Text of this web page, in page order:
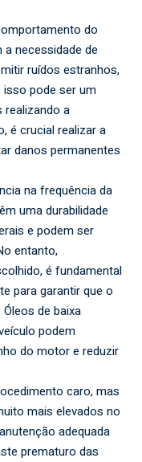
do
necessidade de
ruídos estranhos,
pode ser um
realizando a
é crucial realizar a
danos permanentes
na frequência da
uma durabilidade
e podem ser
entanto,
é fundamental
para garantir que o
de baixa
podem
do motor e reduzir
caro, mas
mais elevados no
adequada
prematuro das